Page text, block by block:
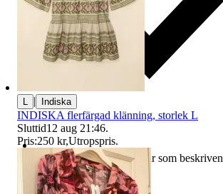
Ersättning om varan inte är som beskriven
| Indiska
INDISKA flerfärgad klänning, storlek L
Sluttid12 aug 21:46.
Pris:250 kr,Utropspris.